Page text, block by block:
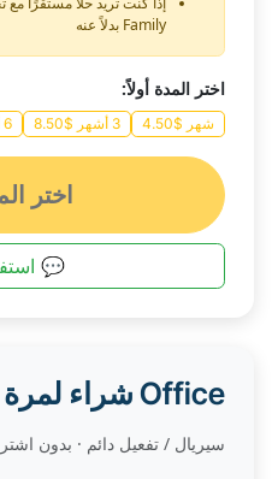
Family بدلاً عنه
اختر المدة أولاً:
شهر $4.50 3 أشهر $8.50 6 أشهر $14.50
اختر
💬
Office شراء لمرة واحدة
سيريال / تفعيل دائم · بدون